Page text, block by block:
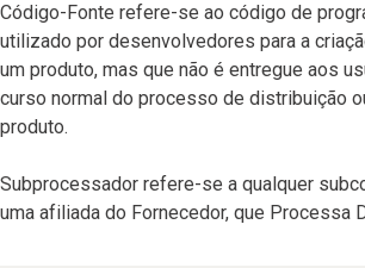
Código-Fonte refere-se ao código de
utilizado por desenvolvedores para a
um produto, mas que não é entregue aos
curso normal do processo de distribuição
produto.
Subprocessador refere-se a qualquer
uma afiliada do Fornecedor, que Processa